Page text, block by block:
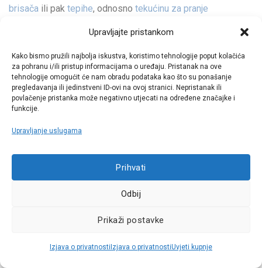
Upravljajte pristankom
Kako bismo pružili najbolja iskustva, koristimo tehnologije poput kolačića
za pohranu i/ili pristup informacijama o uređaju. Pristanak na ove
tehnologije omogućit će nam obradu podataka kao što su ponašanje
pregledavanja ili jedinstveni ID-ovi na ovoj stranici. Nepristanak ili
povlačenje pristanka može negativno utjecati na određene značajke i
funkcije.
Upravljanje uslugama
Prihvati
Odbij
Prikaži postavke
Izjava o privatnosti Izjava o privatnostiUvjeti kupnje
brisača ili pak tepihe, odnosno tekućinu za pranje
Također, dobro je znati kako se svi dijelovi i oprema mogu
naručiti i putem našegwebshopa, ali i fizički u poslovnici.
Potražite nas na dobro poznatoj adresi poslovniceAuto
Kreše–Dragutina Golika 14